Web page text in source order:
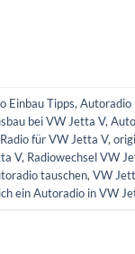
Einbau Tipps, Autoradio
bei VW Jetta V,
für VW Jetta V,
V, Radiowechsel VW
tauschen, VW
ein Autoradio in VW